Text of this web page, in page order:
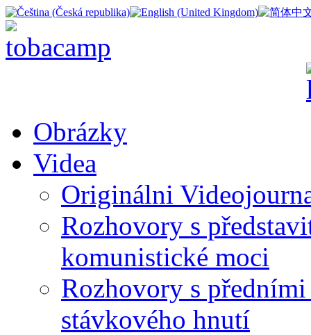
Obrázky
Videa
Originálni
Rozhovory s
komunistické moci
Rozhovory s
stávkového hnutí